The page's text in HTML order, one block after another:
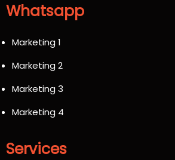
Whatsapp
Marketing 1
Marketing 2
Marketing 3
Marketing 4
Services